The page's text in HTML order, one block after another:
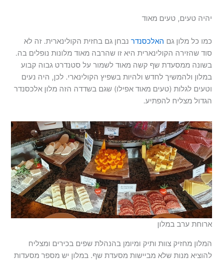
יהיה טעים, טעים מאוד
כמו כל מלון גם האלכסנדר נבחן גם בחזית הקולינארית. זה לא
סוד שהזירה הקולינארית היא זו שהרבה מאוד מלונות נופלים בה.
בשונה ממסעדת שף קשה מאוד לשמור על סטנדרט גבוה קבוע
במלון ולהמשיך לחדש ולהיות בשפיץ הקולינארי. לכן, היה נעים
וטעים לגלות (טעים מאוד אפילו) שגם בשדדה הזה מלון אלכסנדר
הגדול מצליח להפתיע.
ארוחת ערב במלון
המלון מחזיק צוות ותיק ומיומן בהנהלת שפים בכירים ומצליח
להוציא מנות שלא מביישות מסעדת שף. במלון יש מספר מסעדות